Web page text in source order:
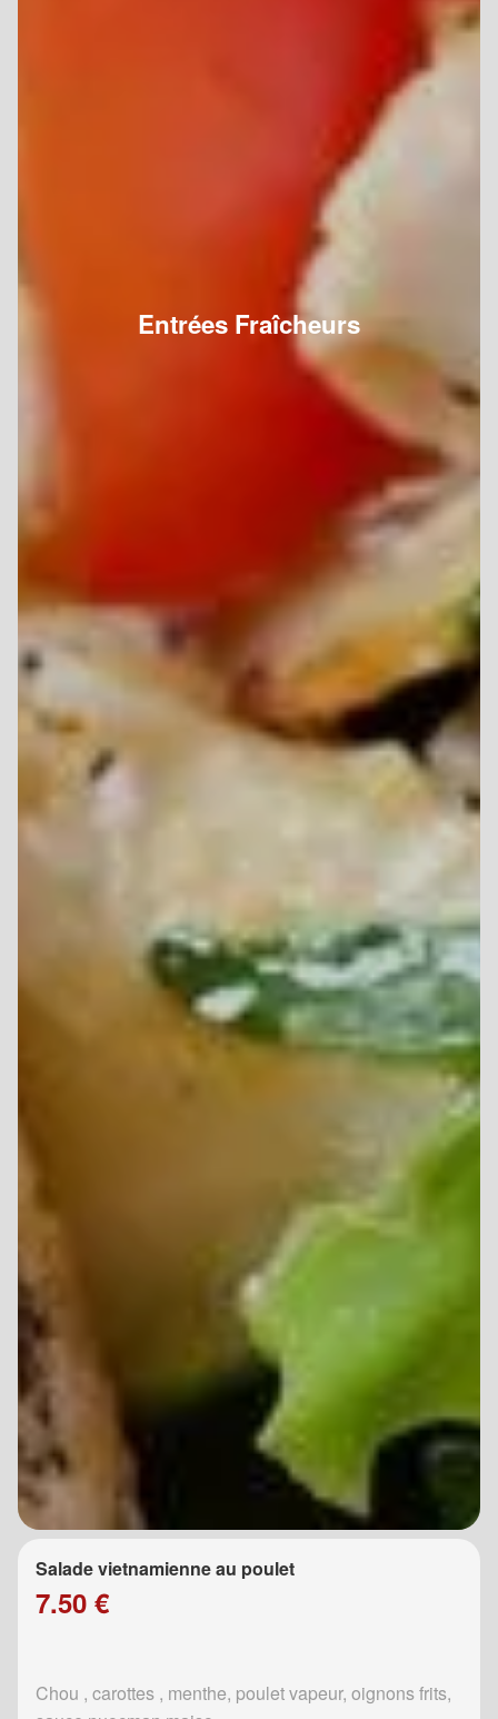
Entrées Fraîcheurs
Salade vietnamienne au poulet
7.50 €
Chou , carottes , menthe, poulet vapeur, oignons frits,